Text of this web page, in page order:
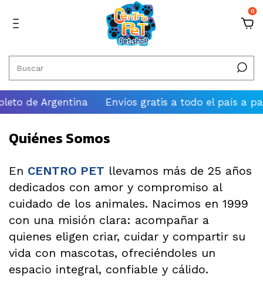
0
de Argentina Envíos gratis a todo el país a
Quiénes Somos
En CENTRO PET llevamos más de 25 años
dedicados con amor y compromiso al
cuidado de los animales. Nacimos en 1999
con una misión clara: acompañar a
quienes eligen criar, cuidar y compartir su
vida con mascotas, ofreciéndoles un
espacio integral, confiable y cálido.